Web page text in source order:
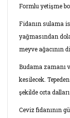
Formlu yetişme
Fidanın sulama
yağmasından
meyve ağacının
Budama zamanı
kesilecek.
şekilde orta
Ceviz fidanının